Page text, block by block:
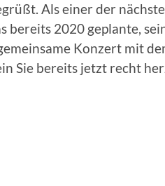
Als einer der
bereits 2020 geplante,
Konzert mit
Sie bereits jetzt recht